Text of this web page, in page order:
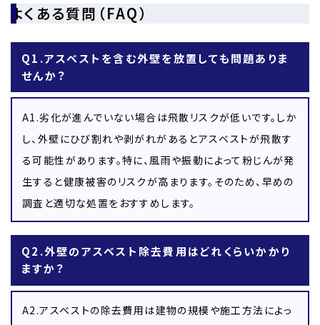
よくある質問（FAQ）
Q1.アスベストを含む外壁を放置しても問題ありま
せんか？
A1.劣化が進んでいない場合は飛散リスクが低いです。しか
し、外壁にひび割れや剥がれがあるとアスベストが飛散す
る可能性があります。特に、風雨や振動によって粉じんが発
生すると健康被害のリスクが高まります。そのため、早めの
調査と適切な処置をおすすめします。
Q2.外壁のアスベスト除去費用はどれくらいかかり
ますか？
A2.アスベストの除去費用は建物の規模や施工方法によっ